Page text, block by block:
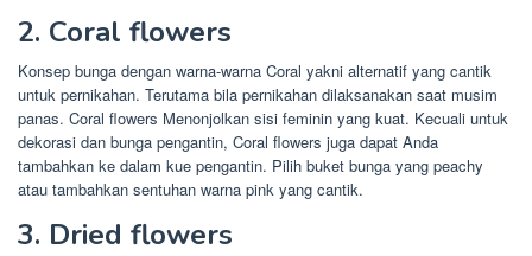
2. Coral flowers
Konsep bunga dengan warna-warna Coral yakni alternatif yang cantik
untuk pernikahan. Terutama bila pernikahan dilaksanakan saat musim
panas. Coral flowers Menonjolkan sisi feminin yang kuat. Kecuali untuk
dekorasi dan bunga pengantin, Coral flowers juga dapat Anda
tambahkan ke dalam kue pengantin. Pilih buket bunga yang peachy
atau tambahkan sentuhan warna pink yang cantik.
3. Dried flowers